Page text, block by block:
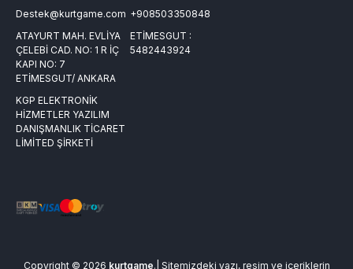
Destek@kurtgame.com +908503350848
ATAYURT MAH. EVLİYA
ÇELEBİ CAD. NO: 1 R İÇ
KAPI NO: 7
ETİMESGUT/ ANKARA
ETİMESGUT :
5482443924
KGP ELEKTRONİK
HİZMETLER YAZILIM
DANIŞMANLIK TİCARET
LİMİTED ŞİRKETİ
Copyright © 2026 kurtgame.| Sitemizdeki yazı, resim ve içeriklerin